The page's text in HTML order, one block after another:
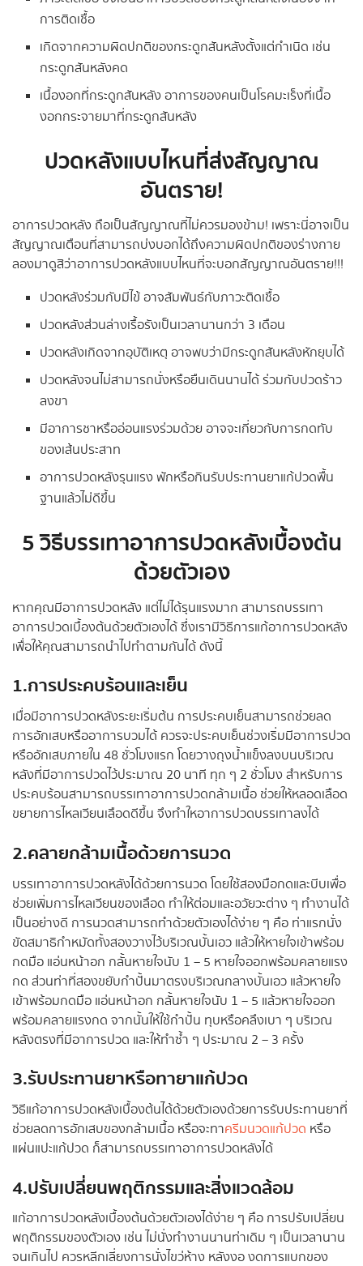
การติดเชื้อ
เกิดจากความผิดปกติของกระดูกสันหลังตั้งแต่กำเนิด เช่น
กระดูกสันหลังคด
เนื้องอกที่กระดูกสันหลัง อาการของคนเป็นโรคมะเร็งที่เนื้อ
งอกกระจายมาที่กระดูกสันหลัง
ปวดหลังแบบไหนที่ส่งสัญญาณ
อันตราย!
อาการปวดหลัง ถือเป็นสัญญาณที่ไม่ควรมองข้าม! เพราะนี่อาจเป็น
สัญญาณเตือนที่สามารถบ่งบอกได้ถึงความผิดปกติของร่างกาย
ลองมาดูสิว่าอาการปวดหลังแบบไหนที่จะบอกสัญญาณอันตราย!!!
ปวดหลังร่วมกับมีไข้ อาจสัมพันธ์กับภาวะติดเชื้อ
ปวดหลังส่วนล่างเรื้อรังเป็นเวลานานกว่า 3 เดือน
ปวดหลังเกิดจากอุบัติเหตุ อาจพบว่ามีกระดูกสันหลังหักยุบได้
ปวดหลังจนไม่สามารถนั่งหรือยืนเดินนานได้ ร่วมกับปวดร้าว
ลงขา
มีอาการชาหรืออ่อนแรงร่วมด้วย อาจจะเกี่ยวกับการกดทับ
ของเส้นประสาท
อาการปวดหลังรุนแรง พักหรือกินรับประทานยาแก้ปวดพื้น
ฐานแล้วไม่ดีขึ้น
5 วิธีบรรเทาอาการปวดหลังเบื้องต้น
ด้วยตัวเอง
หากคุณมีอาการปวดหลัง แต่ไม่ได้รุนแรงมาก สามารถบรรเทา
อาการปวดเบื้องต้นด้วยตัวเองได้ ซึ่งเรามีวิธีการแก้อาการปวดหลัง
เพื่อให้คุณสามารถนำไปทำตามกันได้ ดังนี้
1.การประคบร้อนและเย็น
เมื่อมีอาการปวดหลังระยะเริ่มต้น การประคบเย็นสามารถช่วยลด
การอักเสบหรืออาการบวมได้ ควรจะประคบเย็นช่วงเริ่มมีอาการปวด
หรืออักเสบภายใน 48 ชั่วโมงแรก โดยวางถุงน้ำแข็งลงบนบริเวณ
หลังที่มีอาการปวดไว้ประมาณ 20 นาที ทุก ๆ 2 ชั่วโมง สำหรับการ
ประคบร้อนสามารถบรรเทาอาการปวดกล้ามเนื้อ ช่วยให้หลอดเลือด
ขยายการไหลเวียนเลือดดีขึ้น จึงทำใหอาการปวดบรรเทาลงได้
2.คลายกล้ามเนื้อด้วยการนวด
บรรเทาอาการปวดหลังได้ด้วยการนวด โดยใช้สองมือกดและบีบเพื่อ
ช่วยเพิ่มการไหลเวียนของเลือด ทำให้ต่อมและอวัยวะต่าง ๆ ทำงานได้
เป็นอย่างดี การนวดสามารถทำด้วยตัวเองได้ง่าย ๆ คือ ท่าแรกนั่ง
ขัดสมาธิกำหมัดทั้งสองวางไว้บริเวณบั้นเอว แล้วให้หายใจเข้าพร้อม
กดมือ แอ่นหน้าอก กลั้นหายใจนับ 1 – 5 หายใจออกพร้อมคลายแรง
กด ส่วนท่าที่สองขยับกำปั้นมาตรงบริเวณกลางบั้นเอว แล้วหายใจ
เข้าพร้อมกดมือ แอ่นหน้าอก กลั้นหายใจนับ 1 – 5 แล้วหายใจออก
พร้อมคลายแรงกด จากนั้นให้ใช้กำปั้น ทุบหรือคลึงเบา ๆ บริเวณ
หลังตรงที่มีอาการปวด และให้ทำซ้ำ ๆ ประมาณ 2 – 3 ครั้ง
3.รับประทานยาหรือทายาแก้ปวด
วิธีแก้อาการปวดหลังเบื้องต้นได้ด้วยตัวเองด้วยการรับประทานยาที่
ช่วยลดการอักเสบของกล้ามเนื้อ หรือจะทาครีมนวดแก้ปวด หรือ
แผ่นแปะแก้ปวด ก็สามารถบรรเทาอาการปวดหลังได้
4.ปรับเปลี่ยนพฤติกรรมและสิ่งแวดล้อม
แก้อาการปวดหลังเบื้องต้นด้วยตัวเองได้ง่าย ๆ คือ การปรับเปลี่ยน
พฤติกรรมของตัวเอง เช่น ไม่นั่งทำงานนานท่าเดิม ๆ เป็นเวลานาน
จนเกินไป ควรหลีกเลี่ยงการนั่งไขว่ห้าง หลังงอ งดการแบกของ